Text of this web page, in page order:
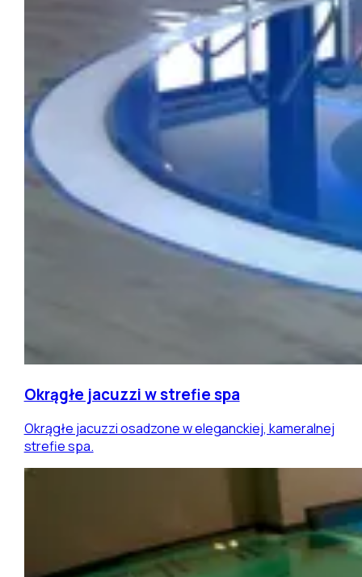
Okrągłe jacuzzi w strefie spa
Okrągłe jacuzzi osadzone w eleganckiej, kameralnej
strefie spa.